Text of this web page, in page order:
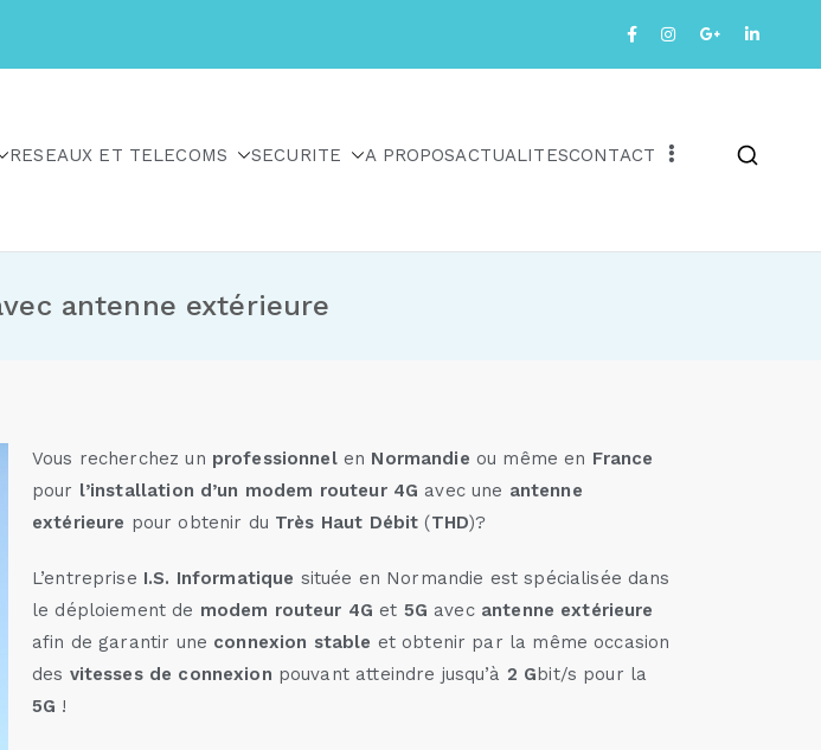
RESEAUX ET TELECOMS SECURITE A PROPOSACTUALITESCONTACT
antenne extérieure
Vous recherchez un professionnelen Normandie ou même en France
pour l’installation d’un modem routeur 4G avec une antenne
extérieure pour obtenir du Très Haut Débit(THD)?
L’entreprise I.S. Informatique située en Normandie est spécialisée dans
le déploiement de modem routeur 4G et 5G avec antenne extérieure
afin de garantir une connexion stable et obtenir par la même occasion
des vitesses de connexion pouvant atteindre jusqu’à 2 Gbit/s pour la
5G !